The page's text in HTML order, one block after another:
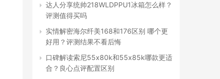
达人分享统帅218WLDPPU1冰箱怎么样？
评测值得买吗
实情解密海尔纤美168和176区别 哪个更
好用？评测结果不看后悔
口碑解读索尼55x80k和55x85k哪款更适
合？良心点评配置区别